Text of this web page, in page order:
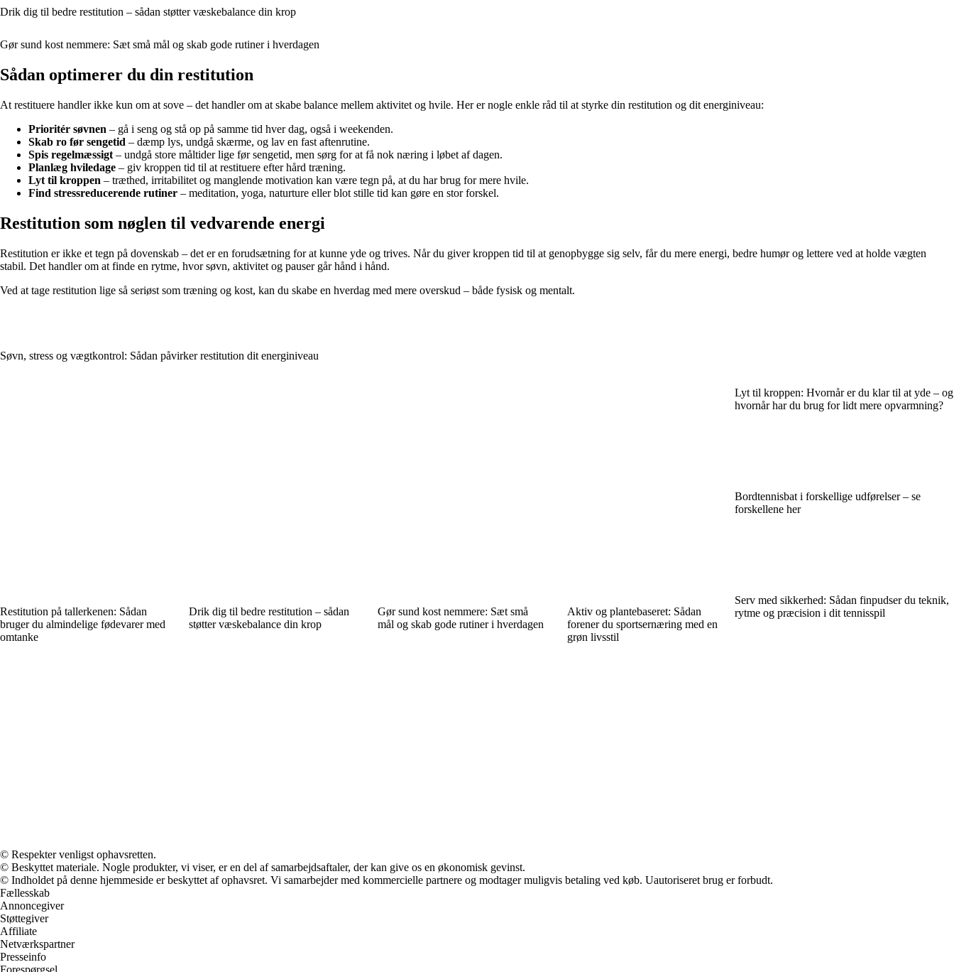
Drik dig til bedre restitution – sådan støtter væskebalance din krop
Gør sund kost nemmere: Sæt små mål og skab gode rutiner i hverdagen
Sådan optimerer du din restitution
At restituere handler ikke kun om at sove – det handler om at skabe balance mellem aktivitet og hvile. Her er nogle enkle råd til at styrke din restitution og dit energiniveau:
Prioritér søvnen – gå i seng og stå op på samme tid hver dag, også i weekenden.
Skab ro før sengetid – dæmp lys, undgå skærme, og lav en fast aftenrutine.
Spis regelmæssigt – undgå store måltider lige før sengetid, men sørg for at få nok næring i løbet af dagen.
Planlæg hviledage – giv kroppen tid til at restituere efter hård træning.
Lyt til kroppen – træthed, irritabilitet og manglende motivation kan være tegn på, at du har brug for mere hvile.
Find stressreducerende rutiner – meditation, yoga, naturture eller blot stille tid kan gøre en stor forskel.
Restitution som nøglen til vedvarende energi
Restitution er ikke et tegn på dovenskab – det er en forudsætning for at kunne yde og trives. Når du giver kroppen tid til at genopbygge sig selv, får du mere energi, bedre humør og lettere ved at holde vægten
stabil. Det handler om at finde en rytme, hvor søvn, aktivitet og pauser går hånd i hånd.
Ved at tage restitution lige så seriøst som træning og kost, kan du skabe en hverdag med mere overskud – både fysisk og mentalt.
Søvn, stress og vægtkontrol: Sådan påvirker restitution dit energiniveau
Restitution på tallerkenen: Sådan
bruger du almindelige fødevarer med
omtanke
Drik dig til bedre restitution – sådan
støtter væskebalance din krop
Gør sund kost nemmere: Sæt små
mål og skab gode rutiner i hverdagen
Aktiv og plantebaseret: Sådan
forener du sportsernæring med en
grøn livsstil
Lyt til kroppen: Hvornår er du klar til at yde – og
hvornår har du brug for lidt mere opvarmning?
Bordtennisbat i forskellige udførelser – se
forskellene her
Serv med sikkerhed: Sådan finpudser du teknik,
rytme og præcision i dit tennisspil
© Respekter venligst ophavsretten.
© Beskyttet materiale. Nogle produkter, vi viser, er en del af samarbejdsaftaler, der kan give os en økonomisk gevinst.
© Indholdet på denne hjemmeside er beskyttet af ophavsret. Vi samarbejder med kommercielle partnere og modtager muligvis betaling ved køb. Uautoriseret brug er forbudt.
Fællesskab
Annoncegiver
Støttegiver
Affiliate
Netværkspartner
Presseinfo
Forespørgsel